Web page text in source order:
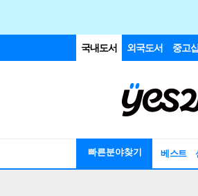
국내도서 외국도서 중고
빠른분야찾기 베스트